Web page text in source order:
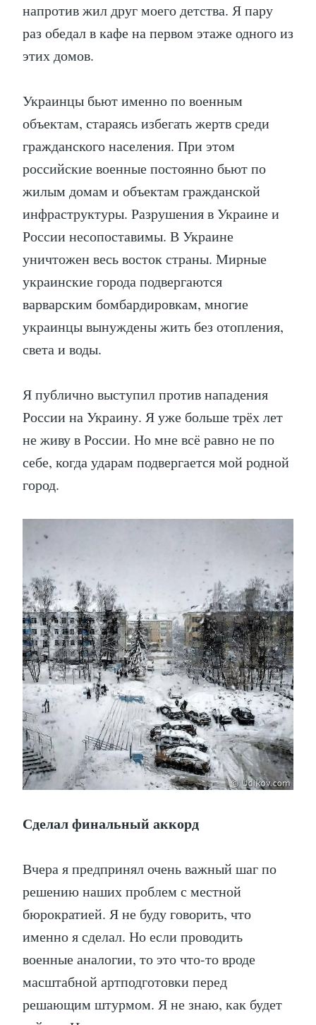
напротив жил друг моего детства. Я пару
раз обедал в кафе на первом этаже одного из
этих домов.
Украинцы бьют именно по военным
объектам, стараясь избегать жертв среди
гражданского населения. При этом
российские военные постоянно бьют по
жилым домам и объектам гражданской
инфраструктуры. Разрушения в Украине и
России несопоставимы. В Украине
уничтожен весь восток страны. Мирные
украинские города подвергаются
варварским бомбардировкам, многие
украинцы вынуждены жить без отопления,
света и воды.
Я публично выступил против нападения
России на Украину. Я уже больше трёх лет
не живу в России. Но мне всё равно не по
себе, когда ударам подвергается мой родной
город.
Сделал финальный аккорд
Вчера я предпринял очень важный шаг по
решению наших проблем с местной
бюрократией. Я не буду говорить, что
именно я сделал. Но если проводить
военные аналогии, то это что-то вроде
масштабной артподготовки перед
решающим штурмом. Я не знаю, как будет